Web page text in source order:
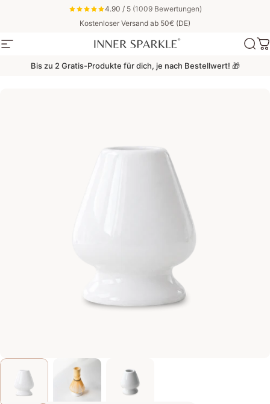
Direkt zum Inhalt 4.90 / 5(1009 Bewertungen)
Kostenloser Versand ab 50€ (DE)
Seitennavigation Inner Sparkle
Bis zu 2 Gratis-Produkte für dich, je nach Bestellwert! 🎁